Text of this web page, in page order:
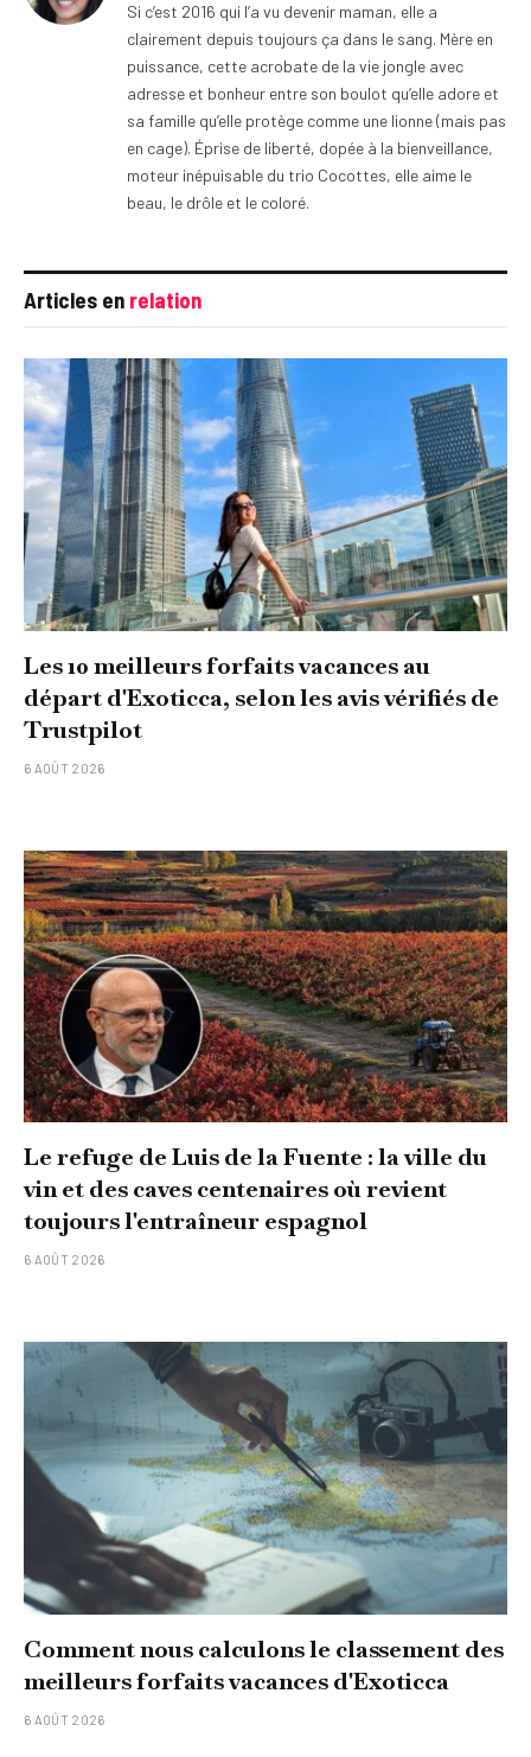
Si c’est 2016 qui l’a vu devenir maman, elle a
clairement depuis toujours ça dans le sang. Mère en
puissance, cette acrobate de la vie jongle avec
adresse et bonheur entre son boulot qu’elle adore et
sa famille qu’elle protège comme une lionne (mais pas
en cage). Éprise de liberté, dopée à la bienveillance,
moteur inépuisable du trio Cocottes, elle aime le
beau, le drôle et le coloré.
Articles en relation
Les 10 meilleurs forfaits vacances au
départ d'Exoticca, selon les avis vérifiés de
Trustpilot
6 AOÛT 2026
Le refuge de Luis de la Fuente : la ville du
vin et des caves centenaires où revient
toujours l'entraîneur espagnol
6 AOÛT 2026
Comment nous calculons le classement des
meilleurs forfaits vacances d'Exoticca
6 AOÛT 2026